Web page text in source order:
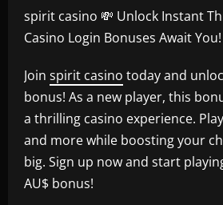
spirit casino 💸 Unlock Instant
Casino Login Bonuses Await You!
Join spirit casino today and
bonus! As a new player, this
a thrilling casino experience.
and more while boosting your
big. Sign up now and start
AU$ bonus!